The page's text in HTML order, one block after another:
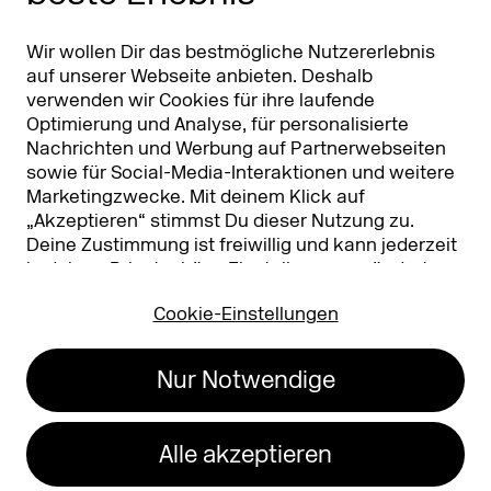
Wir wollen Dir das bestmögliche Nutzererlebnis
auf unserer Webseite anbieten. Deshalb
verwenden wir Cookies für ihre laufende
Optimierung und Analyse, für personalisierte
Nachrichten und Werbung auf Partnerwebseiten
sowie für Social-Media-Interaktionen und weitere
Marketingzwecke. Mit deinem Klick auf
„Akzeptieren“ stimmst Du dieser Nutzung zu.
Deine Zustimmung ist freiwillig und kann jederzeit
in deinen Privatsphäre-Einstellungen
geändert
Nutzung findest Du in unserer
Cookie-Einstellungen
Nur Notwendige
Alle akzeptieren
Partner & Sponsoren DMEXCO Asia
Koelnmesse GmbH
T. +49 221 821 2020
Datenschutz
Erklärung zur
Barrierefreiheit